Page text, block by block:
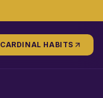
CARDINAL HABITS